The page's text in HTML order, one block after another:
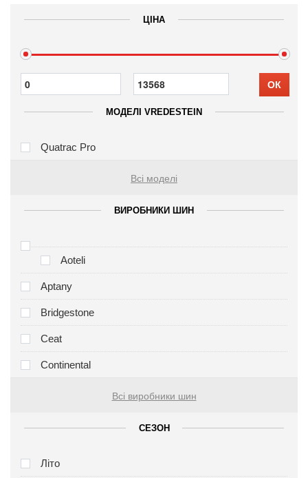
ЦІНА
ОК
МОДЕЛІ VREDESTEIN
Quatrac Pro
Всі моделі
ВИРОБНИКИ ШИН
Aoteli
Aptany
Bridgestone
Ceat
Continental
Всі виробники шин
СЕЗОН
Літо